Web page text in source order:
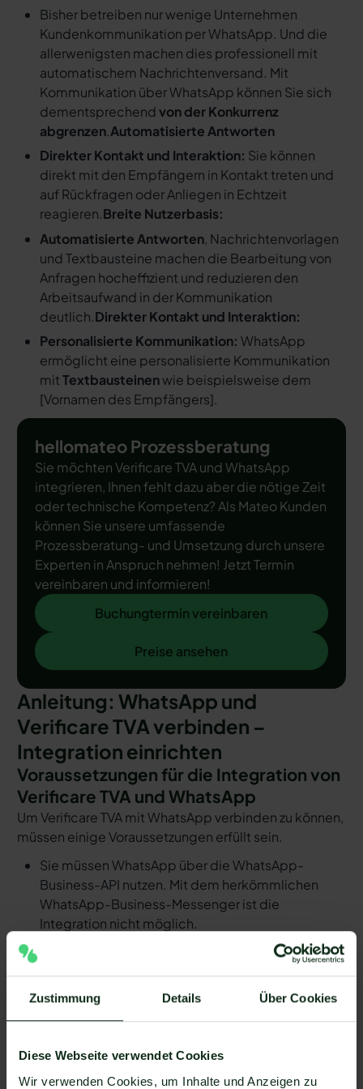
Zustimmung Details Über Cookies
Diese Webseite verwendet Cookies
Wir verwenden Cookies, um Inhalte und Anzeigen zu
Bisher betreiben nur wenige Unternehmen
Kundenkommunikation per WhatsApp. Und die
allerwenigsten machen dies professionell mit
automatischem Nachrichtenversand. Mit
Kommunikation über WhatsApp können Sie sich
dementsprechendvon der Konkurrenz
abgrenzen.Automatisierte Antworten
Direkter Kontakt und Interaktion: Sie können
direkt mit den Empfängern in Kontakt treten und
auf Rückfragen oder Anliegen in Echtzeit
reagieren.Breite Nutzerbasis:
Automatisierte Antworten, Nachrichtenvorlagen
und Textbausteine machen die Bearbeitung von
Anfragen hocheffizient und reduzieren den
Arbeitsaufwand in der Kommunikation
deutlich.Direkter Kontakt und Interaktion:
Personalisierte Kommunikation: WhatsApp
ermöglicht eine personalisierte Kommunikation
mitTextbausteinenwie beispielsweise dem
[Vornamen des Empfängers].
hellomateo Prozessberatung
Sie möchten Verificare TVA und WhatsApp
integrieren, Ihnen fehlt dazu aber die nötige Zeit
oder technische Kompetenz? Als Mateo Kunden
können Sie unsere umfassende
Prozessberatung- und Umsetzung durch unsere
Experten in Anspruch nehmen! Jetzt Termin
vereinbaren und informieren!
Buchungtermin vereinbaren
Buchungtermin vereinbaren
Preise ansehen
Preise ansehen
Anleitung: WhatsApp und
Verificare TVA verbinden –
Integration einrichten
Voraussetzungen für die Integration von
Verificare TVA und WhatsApp
Um Verificare TVA mit WhatsApp verbinden zu können,
müssen einige Voraussetzungen erfüllt sein.
Sie müssen WhatsApp über die WhatsApp-
Business-API nutzen. Mit dem herkömmlichen
WhatsApp-Business-Messenger ist die
Integration nicht möglich.
Ihr WhatsApp Business API Anbieter muss die
nötige Software bereitstellen, um die Integration
zu ermöglichen. Längst nicht alle Anbieter der
WhatsApp API sind in der Lage, eine Integration
von Verificare TVA und WhatsApp zu ermöglichen.
Integration über 6.000 Apps zur Verfügung, die
Sie mit WhatsApp verbinden können. Darunter ist